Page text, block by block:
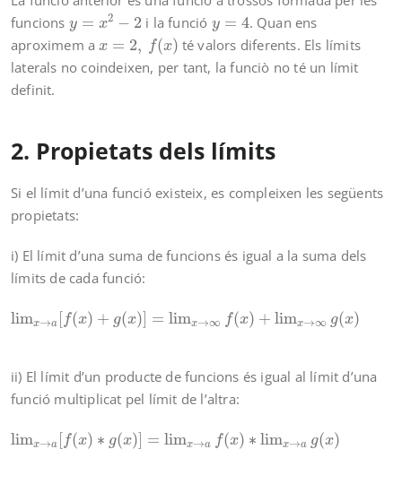
funcions y = x2 − 2
−2 i la funció y = 4
y=4
. Quan ens
aproximem ax = 2, f(x)
x f( )
té valors diferents. Els límits
laterals no coindeixen, per tant, la funciò no té un límit
definit.
2. Propietats dels límits
Si el límit d’una funció existeix, es compleixen les següents
propietats:
i) El límit d’una suma de funcions és igual a la suma dels
límits de cada funció:
limx→a [f(x) + g(x)] = limx→∞ f(x) + limx→∞ g(x)
lim a[f(x + (x)]= limx→ )+lim x →∞
ii) El límit d’un producte de funcions és igual al límit d’una
funció multiplicat pel límit de l’altra:
limx→a f(x) ∗ g(x) = limx→a f(x) ∗ limx→a g(x)
lim a[f(x ∗ g(x)] =limx→ x)∗ limx→ (x)